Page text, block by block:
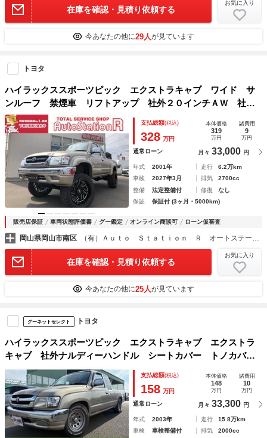
在庫を確認・見積り依頼する
お気に入り
今あなたの他に29人が見ています
トヨタ
ハイラックススポーツピック エクストラキャブ ワイド サ
ンルーフ 禁煙車 リフトアップ 社外２０インチＡＷ 社外
マフラー ヒッチメンバー フルシートカバー 社外テールラ
ンプ ディスプレーオーディオ ４ＷＤ
支払総額(税込)
328 万円
本体価格
319
万円
諸費用
9
万円
通常ローン 月々 33,000 円
年式 2001年 走行
6.2万km
車検
2027年3月 排気
2700cc
整備
法定整備付 修復
なし
保証
保証付 (3ヶ月・5000km)
販売店保証 車両状態評価書 グー鑑定 オンライン商談可 ローン仮審査
岡山県岡山市南区 （有）Ａｕｔｏ Ｓｔａｔｉｏｎ Ｒ オートステーションＲ
在庫を確認・見積り依頼する
お気に入り
今あなたの他に25人が見ています
グーネットセレクト トヨタ
ハイラックススポーツピック エクストラキャブ エクストラ
キャブ 社外ナルディーハンドル シートカバー トノカバ
ー ＥＴＣ
支払総額(税込)
158 万円
本体価格
148
万円
諸費用
10
万円
通常ローン 月々 33,300 円
年式 2003年 走行
15.8万km
車検
車検整備付 排気
2000cc